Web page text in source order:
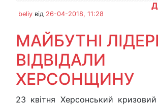
beliy від 26-04-2018, 11:28
МАЙБУТНІ
ВІДВІДАЛИ
ХЕРСОНЩИНУ
23 квітня Херсонський